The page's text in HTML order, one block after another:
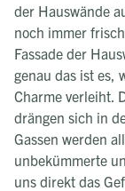
der Hauswände
noch immer
Fassade der
genau das ist es,
Charme verleiht.
drängen sich in
Gassen werden
unbekümmerte
uns direkt das